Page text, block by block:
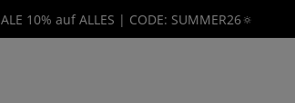
10% auf ALLES | CODE: SUMMER26🔅